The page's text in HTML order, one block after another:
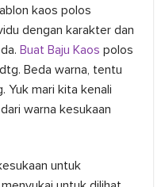
kaos polos
dengan karakter dan
Buat Baju Kaos polos
Beda warna, tentu
Yuk mari kita kenali
warna kesukaan
untuk